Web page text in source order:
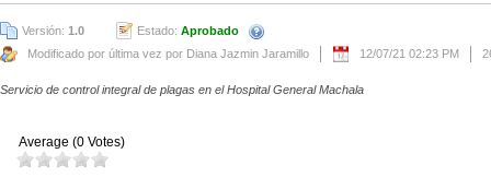
Versión: 1.0 Estado: Aprobado
Modificado por última vez por Diana Jazmin Jaramillo
12/07/21 02:23 PM
Servicio de control integral de plagas en el Hospital General Machala
Average (0 Votes)